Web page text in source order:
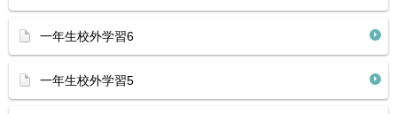
一年生校外学習6
一年生校外学習5